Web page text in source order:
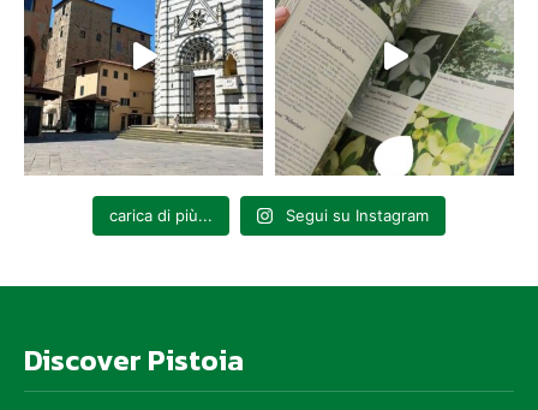
carica di più... Segui su Instagram
Discover Pistoia